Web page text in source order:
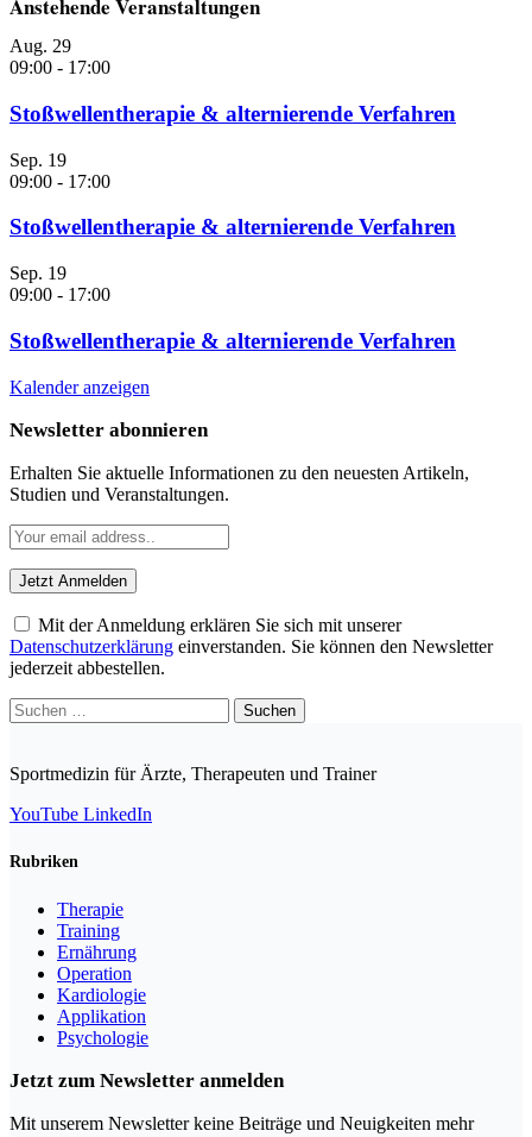
Anstehende Veranstaltungen
Aug. 29
09:00 - 17:00
Stoßwellentherapie & alternierende Verfahren
Sep. 19
09:00 - 17:00
Stoßwellentherapie & alternierende Verfahren
Sep. 19
09:00 - 17:00
Stoßwellentherapie & alternierende Verfahren
Kalender anzeigen
Newsletter abonnieren
Erhalten Sie aktuelle Informationen zu den neuesten Artikeln,
Studien und Veranstaltungen.
Mit der Anmeldung erklären Sie sich mit unserer
Datenschutzerklärung einverstanden. Sie können den Newsletter
jederzeit abbestellen.
Suchen
nach:
Sportmedizin für Ärzte, Therapeuten und Trainer
YouTube LinkedIn
Rubriken
Therapie
Training
Ernährung
Operation
Kardiologie
Applikation
Psychologie
Jetzt zum Newsletter anmelden
Mit unserem Newsletter keine Beiträge und Neuigkeiten mehr